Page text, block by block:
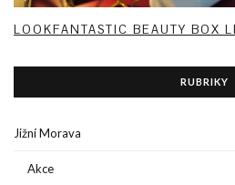
LOOKFANTASTIC BEAUTY BOX
RUBRIKY
Jižní Morava
Akce